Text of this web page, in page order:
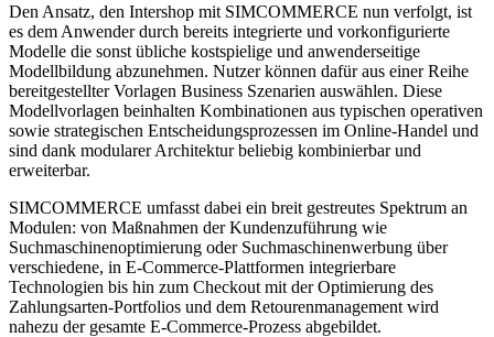
Den Ansatz, den Intershop mit SIMCOMMERCE nun verfolgt, ist
es dem Anwender durch bereits integrierte und vorkonfigurierte
Modelle die sonst übliche kostspielige und anwenderseitige
Modellbildung abzunehmen. Nutzer können dafür aus einer Reihe
bereitgestellter Vorlagen Business Szenarien auswählen. Diese
Modellvorlagen beinhalten Kombinationen aus typischen operativen
sowie strategischen Entscheidungsprozessen im Online-Handel und
sind dank modularer Architektur beliebig kombinierbar und
erweiterbar.
SIMCOMMERCE umfasst dabei ein breit gestreutes Spektrum an
Modulen: von Maßnahmen der Kundenzuführung wie
Suchmaschinenoptimierung oder Suchmaschinenwerbung über
verschiedene, in E-Commerce-Plattformen integrierbare
Technologien bis hin zum Checkout mit der Optimierung des
Zahlungsarten-Portfolios und dem Retourenmanagement wird
nahezu der gesamte E-Commerce-Prozess abgebildet.